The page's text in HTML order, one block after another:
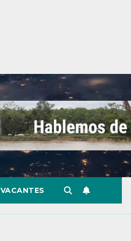
VACANTES